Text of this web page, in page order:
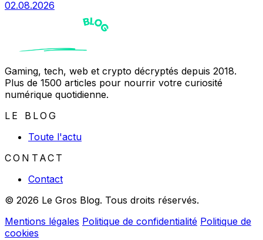
02.08.2026
Gaming, tech, web et crypto décryptés depuis 2018.
Plus de 1500 articles pour nourrir votre curiosité
numérique quotidienne.
LE BLOG
Toute l'actu
CONTACT
Contact
© 2026 Le Gros Blog. Tous droits réservés.
Mentions légales Politique de confidentialité Politique de
cookies